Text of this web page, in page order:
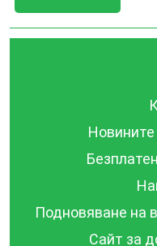
Подновяване на
Сайт за